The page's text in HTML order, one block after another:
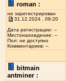
roman :
не зарегистрирован
31.12.2024 , 09:20
Дата регистрации: --
Местонахождение: --
Пол: не доступно
Комментариев: --
bitmain
antminer :